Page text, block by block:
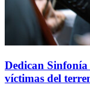
Dedican Sinfonía
víctimas del